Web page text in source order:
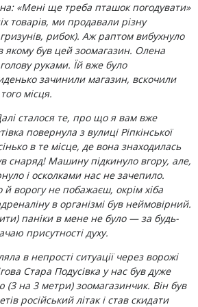
«Мені ще треба пташок погодувати»
товарів, ми продавали різну
рибок). Аж раптом вибухнуло
якому був цей зоомагазин. Олена
руками. Їй вже було
зачинили магазин, вскочили
місця.
сталося те, про що я вам вже
повернула з вулиці Ріпкінської
в те місце, де вона знаходилась
снаряд! Машину підкинуло вгору, але,
і осколками нас не зачепило.
й ворогу не побажаєш, окрім хіба
в організмі був неймовірний.
паніки в мене не було — за будь-
присутності духу.
в непрості ситуації через ворожі
Стара Подусівка у нас був дуже
на 3 метри) зоомагазинчик. Він був
російський літак і став скидати